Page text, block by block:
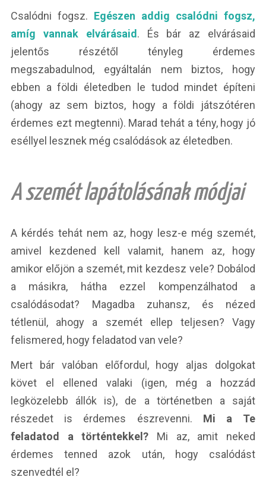
Csalódni fogsz. Egészen addig csalódni fogsz,
amíg vannak elvárásaid. És bár az elvárásaid
jelentős részétől tényleg érdemes
megszabadulnod, egyáltalán nem biztos, hogy
ebben a földi életedben le tudod mindet építeni
(ahogy az sem biztos, hogy a földi játszótéren
érdemes ezt megtenni). Marad tehát a tény, hogy jó
eséllyel lesznek még csalódások az életedben.
A szemét lapátolásának módjai
A kérdés tehát nem az, hogy lesz-e még szemét,
amivel kezdened kell valamit, hanem az, hogy
amikor előjön a szemét, mit kezdesz vele? Dobálod
a másikra, hátha ezzel kompenzálhatod a
csalódásodat? Magadba zuhansz, és nézed
tétlenül, ahogy a szemét ellep teljesen? Vagy
felismered, hogy feladatod van vele?
Mert bár valóban előfordul, hogy aljas dolgokat
követ el ellened valaki (igen, még a hozzád
legközelebb állók is), de a történetben a saját
részedet is érdemes észrevenni. Mi a Te
feladatod a történtekkel? Mi az, amit neked
érdemes tenned azok után, hogy csalódást
szenvedtél el?